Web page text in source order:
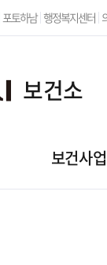
포토하남 행정복지센터
보건소
보건사업